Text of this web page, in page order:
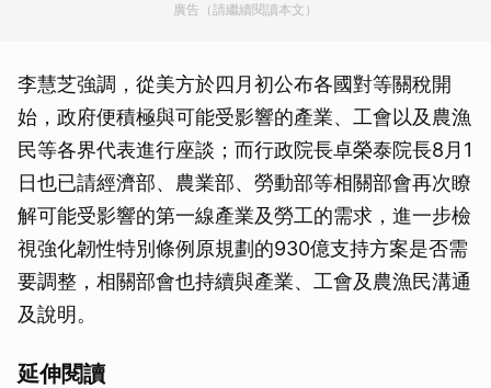
廣告（請繼續閱讀本文）
李慧芝強調，從美方於四月初公布各國對等關稅開
始，政府便積極與可能受影響的產業、工會以及農漁
民等各界代表進行座談；而行政院長卓榮泰院長8月1
日也已請經濟部、農業部、勞動部等相關部會再次瞭
解可能受影響的第一線產業及勞工的需求，進一步檢
視強化韌性特別條例原規劃的930億支持方案是否需
要調整，相關部會也持續與產業、工會及農漁民溝通
及說明。
延伸閱讀